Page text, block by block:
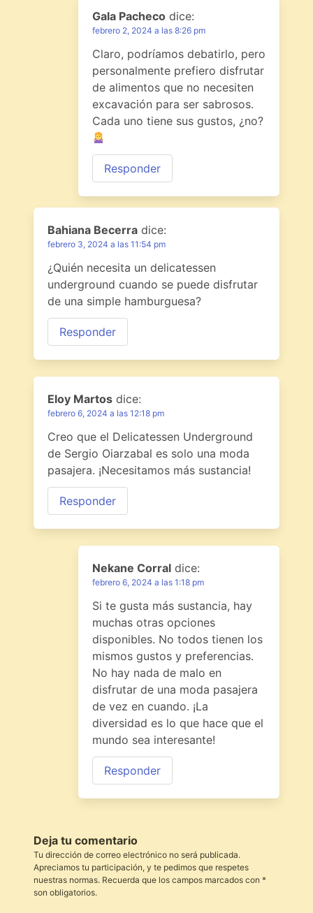
Gala Pacheco dice:
febrero 2, 2024 a las 8:26 pm
Claro, podríamos debatirlo, pero
personalmente prefiero disfrutar
de alimentos que no necesiten
excavación para ser sabrosos.
Cada uno tiene sus gustos, ¿no?
Responder
Bahiana Becerra dice:
febrero 3, 2024 a las 11:54 pm
¿Quién necesita un delicatessen
underground cuando se puede disfrutar
de una simple hamburguesa?
Responder
Eloy Martos dice:
febrero 6, 2024 a las 12:18 pm
Creo que el Delicatessen Underground
de Sergio Oiarzabal es solo una moda
pasajera. ¡Necesitamos más sustancia!
Responder
Nekane Corral dice:
febrero 6, 2024 a las 1:18 pm
Si te gusta más sustancia, hay
muchas otras opciones
disponibles. No todos tienen los
mismos gustos y preferencias.
No hay nada de malo en
disfrutar de una moda pasajera
de vez en cuando. ¡La
diversidad es lo que hace que el
mundo sea interesante!
Responder
Deja tu comentario
Tu dirección de correo electrónico no será publicada.
Apreciamos tu participación, y te pedimos que respetes
nuestras normas. Recuerda que los campos marcados con *
son obligatorios.